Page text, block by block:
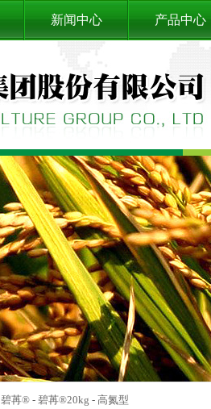
新闻中心 产品中心
碧苒® - 碧苒®20kg - 高氮型